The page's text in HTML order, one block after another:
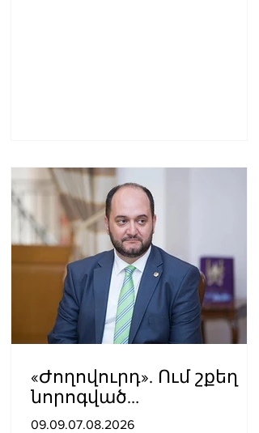
«Ժողովուրդ». Ում շքեղ
նորոգված
աշխատասենյակն է
09.09.07.08.2026